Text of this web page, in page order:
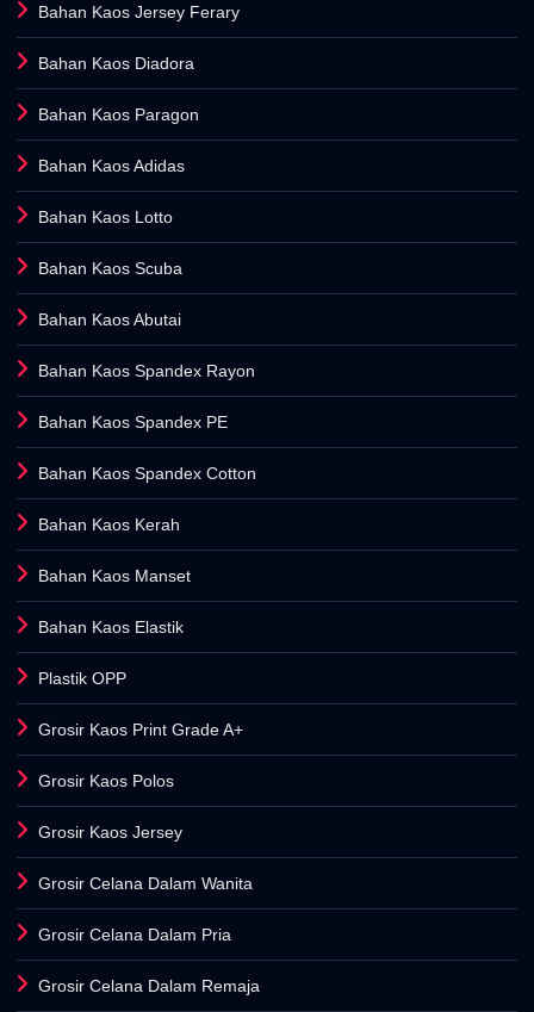
Bahan Kaos Jersey Ferary
Bahan Kaos Diadora
Bahan Kaos Paragon
Bahan Kaos Adidas
Bahan Kaos Lotto
Bahan Kaos Scuba
Bahan Kaos Abutai
Bahan Kaos Spandex Rayon
Bahan Kaos Spandex PE
Bahan Kaos Spandex Cotton
Bahan Kaos Kerah
Bahan Kaos Manset
Bahan Kaos Elastik
Plastik OPP
Grosir Kaos Print Grade A+
Grosir Kaos Polos
Grosir Kaos Jersey
Grosir Celana Dalam Wanita
Grosir Celana Dalam Pria
Grosir Celana Dalam Remaja